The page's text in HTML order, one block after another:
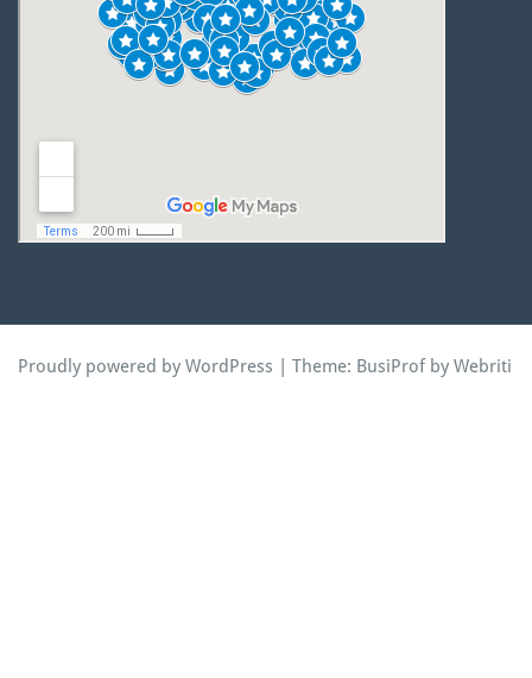
Proudly powered by WordPress | Theme: BusiProfby Webriti